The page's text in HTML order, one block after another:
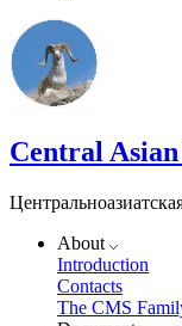
Central
About
Introduction
Contacts
The CMS